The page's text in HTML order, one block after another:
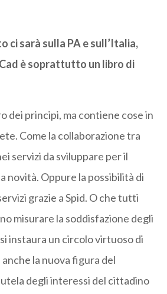
ci sarà sulla PA e sull’Italia,
è soprattutto un libro di
dei principi, ma contiene cose in
Come la collaborazione tra
servizi da sviluppare per il
novità. Oppure la possibilità di
grazie a Spid. O che tutti
misurare la soddisfazione degli
instaura un circolo virtuoso di
la nuova figura del
degli interessi del cittadino